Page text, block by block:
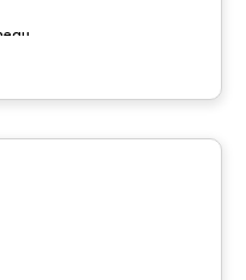
Appartement